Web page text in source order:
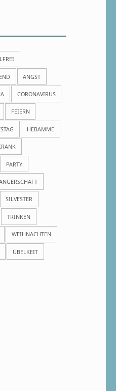
ANGST
CORONAVIRUS
FEIERN
HEBAMME
PARTY
SILVESTER
TRINKEN
WEIHNACHTEN
ÜBELKEIT